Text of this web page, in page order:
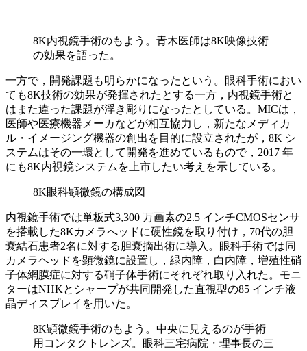
8K内視鏡手術のもよう。青木医師は8K映像技術
の効果を語った。
一方で，開発課題も明らかになったという。眼科手術におい
ても8K技術の効果が発揮されたとする一方，内視鏡手術と
はまた違った課題が浮き彫りになったとしている。MICは，
医師や医療機器メーカなどが相互協力し，新たなメディカ
ル・イメージング機器の創出を目的に設立されたが，8K シ
ステムはその一環として開発を進めているもので，2017 年
にも8K内視鏡システムを上市したい考えを示している。
8K眼科顕微鏡の構成図
内視鏡手術では単板式3,300 万画素の2.5 インチCMOSセンサ
を搭載した8Kカメラへッドに硬性鏡を取り付け，70代の胆
嚢結石患者2名に対する胆嚢摘出術に導入。眼科手術では同
カメラヘッドを顕微鏡に設置し，緑内障，白内障，増殖性硝
子体網膜症に対する硝子体手術にそれぞれ取り入れた。モニ
ターはNHKとシャープが共同開発した直視型の85 インチ液
晶ディスプレイを用いた。
8K顕微鏡手術のもよう。中央に見えるのが手術
用コンタクトレンズ。眼科三宅病院・理事長の三